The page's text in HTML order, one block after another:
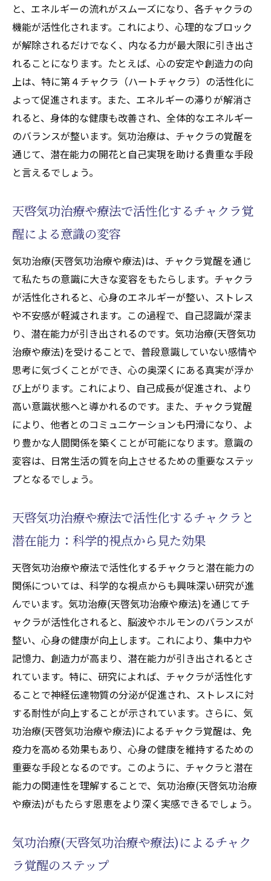
と、エネルギーの流れがスムーズになり、各チャクラの
機能が活性化されます。これにより、心理的なブロック
が解除されるだけでなく、内なる力が最大限に引き出さ
れることになります。たとえば、心の安定や創造力の向
上は、特に第４チャクラ（ハートチャクラ）の活性化に
よって促進されます。また、エネルギーの滞りが解消さ
れると、身体的な健康も改善され、全体的なエネルギー
のバランスが整います。気功治療は、チャクラの覚醒を
通じて、潜在能力の開花と自己実現を助ける貴重な手段
と言えるでしょう。
天啓気功治療や療法で活性化するチャクラ覚
醒による意識の変容
気功治療(天啓気功治療や療法)は、チャクラ覚醒を通じ
て私たちの意識に大きな変容をもたらします。チャクラ
が活性化されると、心身のエネルギーが整い、ストレス
や不安感が軽減されます。この過程で、自己認識が深ま
り、潜在能力が引き出されるのです。気功治療(天啓気功
治療や療法)を受けることで、普段意識していない感情や
思考に気づくことができ、心の奥深くにある真実が浮か
び上がります。これにより、自己成長が促進され、より
高い意識状態へと導かれるのです。また、チャクラ覚醒
により、他者とのコミュニケーションも円滑になり、よ
り豊かな人間関係を築くことが可能になります。意識の
変容は、日常生活の質を向上させるための重要なステッ
プとなるでしょう。
天啓気功治療や療法で活性化するチャクラと
潜在能力：科学的視点から見た効果
天啓気功治療や療法で活性化するチャクラと潜在能力の
関係については、科学的な視点からも興味深い研究が進
んでいます。気功治療(天啓気功治療や療法)を通じてチ
ャクラが活性化されると、脳波やホルモンのバランスが
整い、心身の健康が向上します。これにより、集中力や
記憶力、創造力が高まり、潜在能力が引き出されるとさ
れています。特に、研究によれば、チャクラが活性化す
ることで神経伝達物質の分泌が促進され、ストレスに対
する耐性が向上することが示されています。さらに、気
功治療(天啓気功治療や療法)によるチャクラ覚醒は、免
疫力を高める効果もあり、心身の健康を維持するための
重要な手段となるのです。このように、チャクラと潜在
能力の関連性を理解することで、気功治療(天啓気功治療
や療法)がもたらす恩恵をより深く実感できるでしょう。
気功治療(天啓気功治療や療法)によるチャク
ラ覚醒のステップ